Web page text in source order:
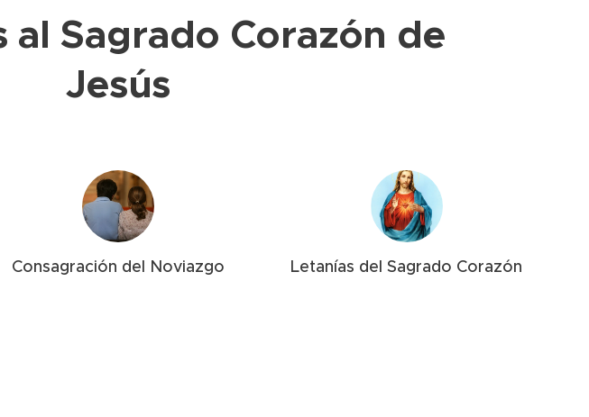
al Sagrado Corazón de
Jesús
Consagración del Noviazgo Letanías del Sagrado Corazón